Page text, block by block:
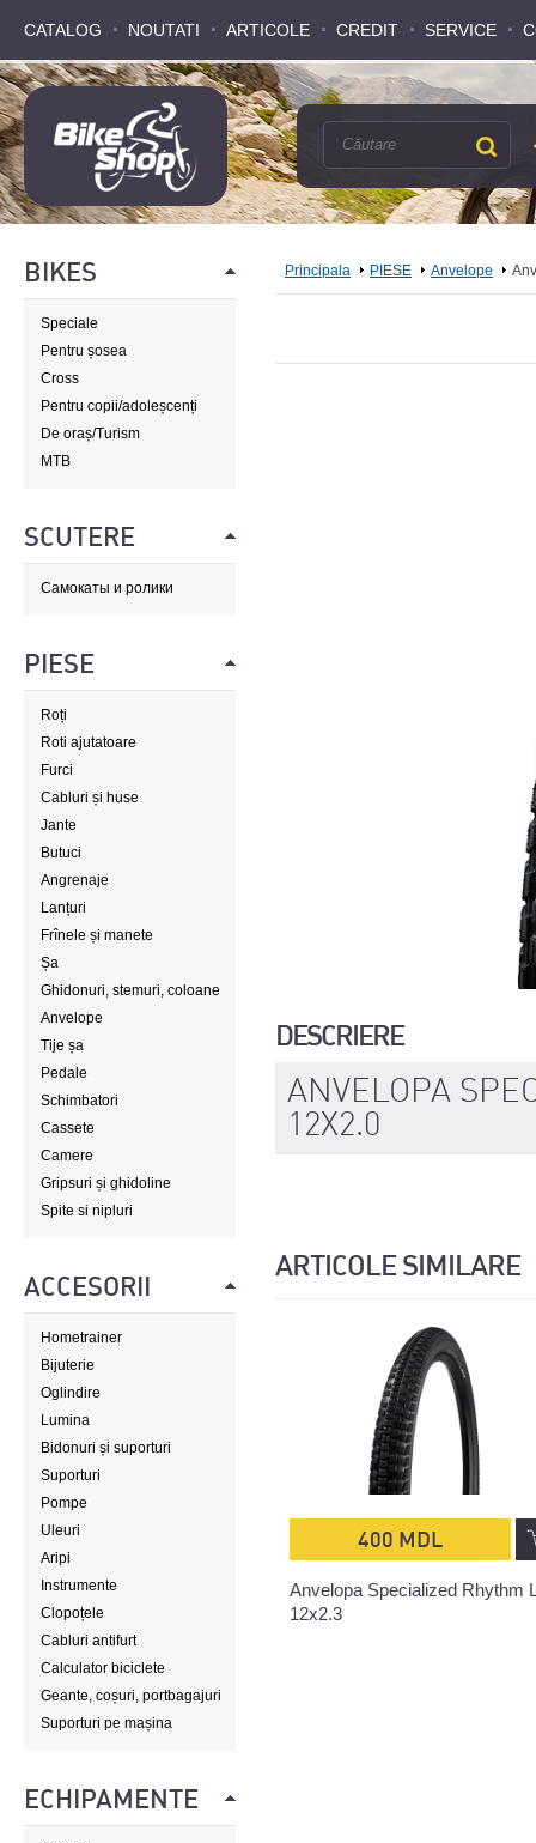
CATALOG NOUTATI ARTICOLE CREDIT SERVICE
CATALOG NOUTATI ARTICOLE CREDIT SERVICE
BIKES
Speciale
Pentru șosea
Cross
Pentru copii/adoleșcenți
De oraș/Turism
MTB
SCUTERE
Самокаты и ролики
PIESE
Roți
Roti ajutatoare
Furci
Cabluri și huse
Jante
Butuci
Angrenaje
Lanțuri
Frînele și manete
Șa
Ghidonuri, stemuri, coloane
de direcție
Anvelope
Tije șa
Pedale
Schimbatori
Cassete
Camere
Gripsuri și ghidoline
Spite si nipluri
ACCESORII
Hometrainer
Bijuterie
Oglindire
Lumina
Bidonuri și suporturi
Suporturi
Pompe
Uleuri
Aripi
Instrumente
Clopoțele
Cabluri antifurt
Calculator biciclete
Geante, coșuri, portbagajuri
Suporturi pe mașina
ECHIPAMENTE
Principala PIESE Anvelope
DESCRIERE
ANVELOPA
12X2.0
ARTICOLE SIMILARE
400 MDL
Anvelopa Specialized Rhythm
12x2.3